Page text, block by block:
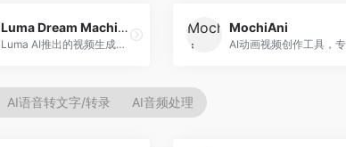
Luma Dream Machine
Luma AI推出的视频生成工具，专注于高质量视频创作。面向影视创作者和内容生产者，支持文生视频、图生视频，视频质量高，物理运动流畅自然。
MochiAni
AI语音转文字/转录 AI音频处理